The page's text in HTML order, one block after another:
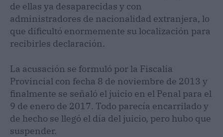
de ellas ya desaparecidas y con
administradores de nacionalidad extranjera, lo
que dificultó enormemente su localización para
recibirles declaración.
La acusación se formuló por la Fiscalía
Provincial con fecha 8 de noviembre de 2013 y
finalmente se señaló el juicio en el Penal para el
9 de enero de 2017. Todo parecía encarrilado y
de hecho se llegó el día del juicio, pero hubo que
suspender.